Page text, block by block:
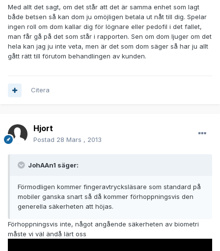
Med allt det sagt, om det står att det är samma enhet som lagt
både betsen så kan dom ju omöjligen betala ut nåt till dig. Spelar
ingen roll om dom kallar dig för lögnare eller pedofil i det fallet,
man får gå på det som står i rapporten. Sen om dom ljuger om det
hela kan jag ju inte veta, men är det som dom säger så har ju allt
gått rätt till förutom behandlingen av kunden.
Citera
Hjort
Postad 28 Mars , 2013
JohAAn1 säger:
Förmodligen kommer fingeravtrycksläsare som standard på
mobiler ganska snart så då kommer förhoppningsvis den
generella säkerheten att höjas.
Förhoppningsvis inte, något angående säkerheten av biometri
måste vi väl ändå lärt oss